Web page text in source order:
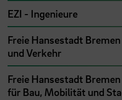
EZI - Ingenieure
Freie Hansestadt
und Verkehr
Freie Hansestadt
für Bau, Mobilität und